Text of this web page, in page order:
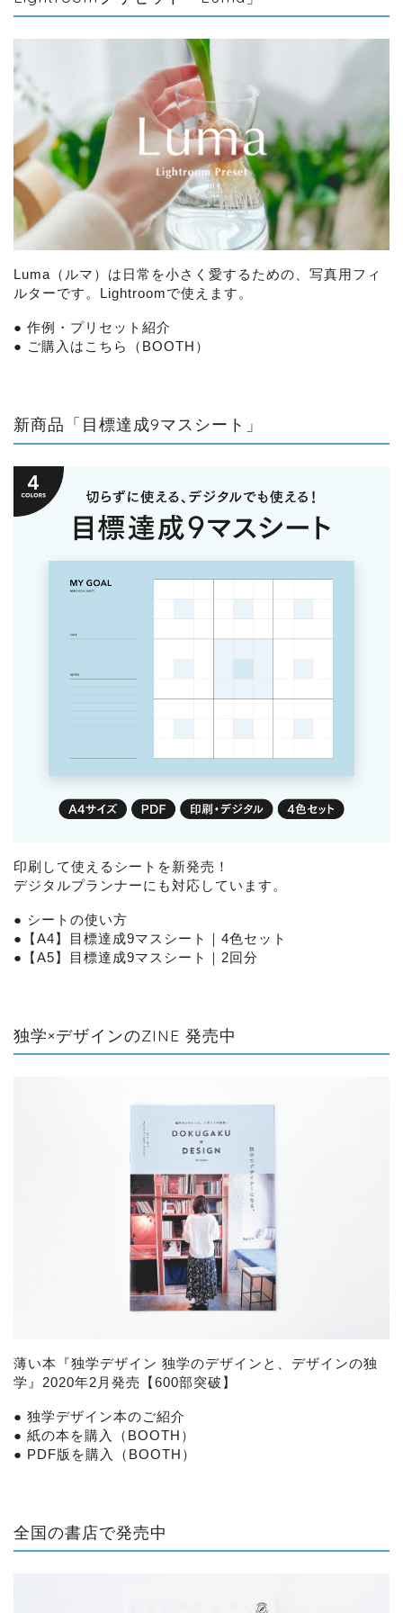
Luma（ルマ）は日常を小さく愛するための、写真用フィ
ルターです。Lightroomで使えます。
● 作例・プリセット紹介
● ご購入はこちら（BOOTH）
新商品「目標達成9マスシート」
印刷して使えるシートを新発売！
デジタルプランナーにも対応しています。
● シートの使い方
●
【A4】目標達成9マスシート｜4色セット
●
【A5】目標達成9マスシート｜2回分
独学×デザインのZINE 発売中
薄い本『独学デザイン 独学のデザインと、デザインの独
学 』2020年2月発売【600部突破】
● 独学デザイン本のご紹介
● 紙の本を購入（BOOTH）
● PDF版を購入（BOOTH）
全国の書店で発売中